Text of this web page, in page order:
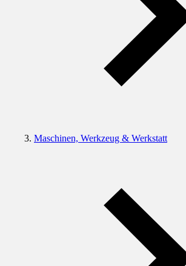
Maschinen, Werkzeug & Werkstatt